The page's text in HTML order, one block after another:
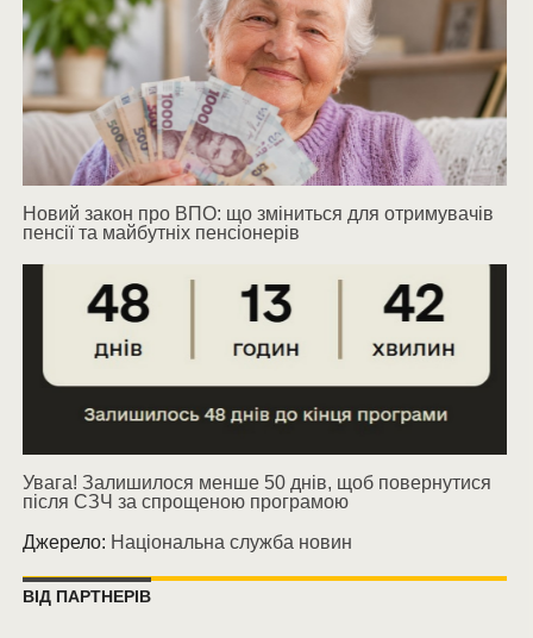
Новий закон про ВПО: що зміниться для отримувачів
пенсії та майбутніх пенсіонерів
Увага! Залишилося менше 50 днів, щоб повернутися
після СЗЧ за спрощеною програмою
Джерело: Національна служба новин
ВІД ПАРТНЕРІВ